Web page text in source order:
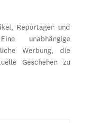
Reportagen und
unabhängige
Werbung, die
Geschehen zu